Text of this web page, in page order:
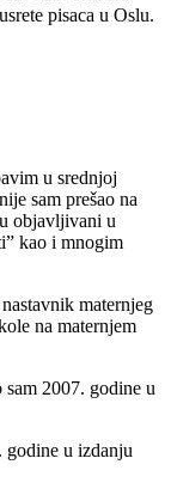
pisaca u Oslu.
u srednjoj
sam prešao na
objavljivani u
kao i mnogim
maternjeg
na maternjem
2007. godine u
godine u izdanju